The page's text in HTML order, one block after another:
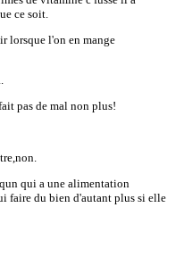
ce soit.
lorsque l'on en mange
pas de mal non plus!
qui a une alimentation
faire du bien d'autant plus si elle